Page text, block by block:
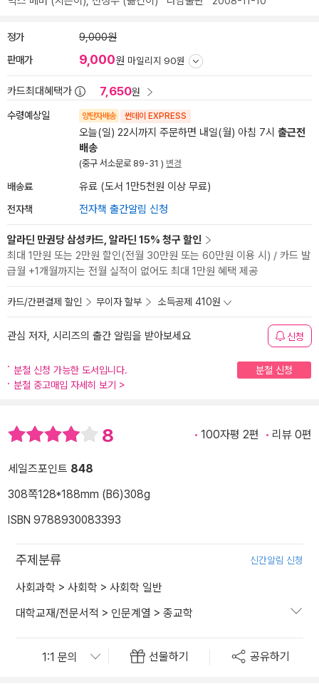
정가 9,000원
판매가 9,000원 마일리지 90원
카드최대혜택가 7,650원
수령예상일 양탄자배송 썬데이 EXPRESS
오늘(일) 22시까지 주문하면 내일(월) 아침 7시 출근전
배송
(중구 서소문로 89-31 ) 변경
배송료 유료 (도서 1만5천원 이상 무료)
전자책 전자책 출간알림 신청
알라딘 만권당 삼성카드, 알라딘 15% 청구 할인
최대 1만원 또는 2만원 할인(전월 30만원 또는 60만원 이용 시) / 카드 발
급월 +1개월까지는 전월 실적이 없어도 최대 1만원 혜택 제공
카드/간편결제 할인 무이자 할부 소득공제 410원
관심 저자, 시리즈의 출간 알림을 받아보세요 신청
분철 신청 가능한 도서입니다.
분철 신청
분철 중고매입 자세히 보기 >
8 100자평 2편 리뷰 0편
세일즈포인트 848
308쪽128*188mm (B6)308g
ISBN 9788930083393
주제분류 신간알림 신청
사회과학 > 사회학 > 사회학 일반
대학교재/전문서적 > 인문계열 > 종교학
선물하기 공유하기